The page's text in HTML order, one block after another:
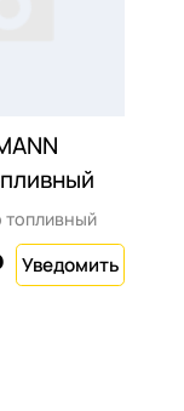
топливный